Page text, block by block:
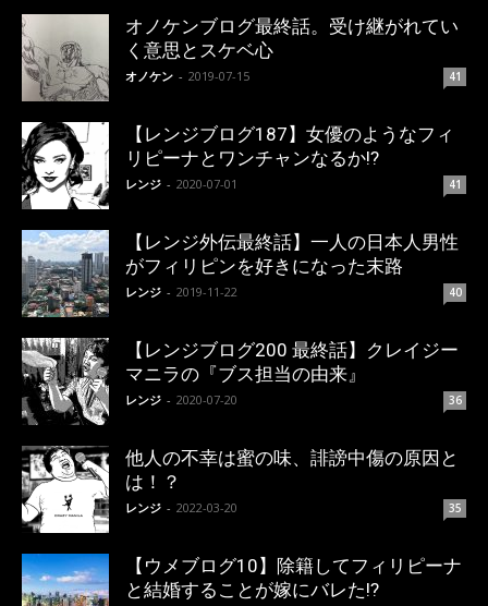
オノケンブログ最終話。受け継がれてい
く意思とスケベ心
オノケン - 2019-07-15 41
【レンジブログ187】女優のようなフィ
リピーナとワンチャンなるか!?
レンジ - 2020-07-01 41
【レンジ外伝最終話】一人の日本人男性
がフィリピンを好きになった末路
レンジ - 2019-11-22 40
【レンジブログ200 最終話】クレイジー
マニラの『ブス担当の由来』
レンジ - 2020-07-20 36
他人の不幸は蜜の味、誹謗中傷の原因と
は！？
レンジ - 2022-03-20 35
【ウメブログ10】除籍してフィリピーナ
と結婚することが嫁にバレた!?